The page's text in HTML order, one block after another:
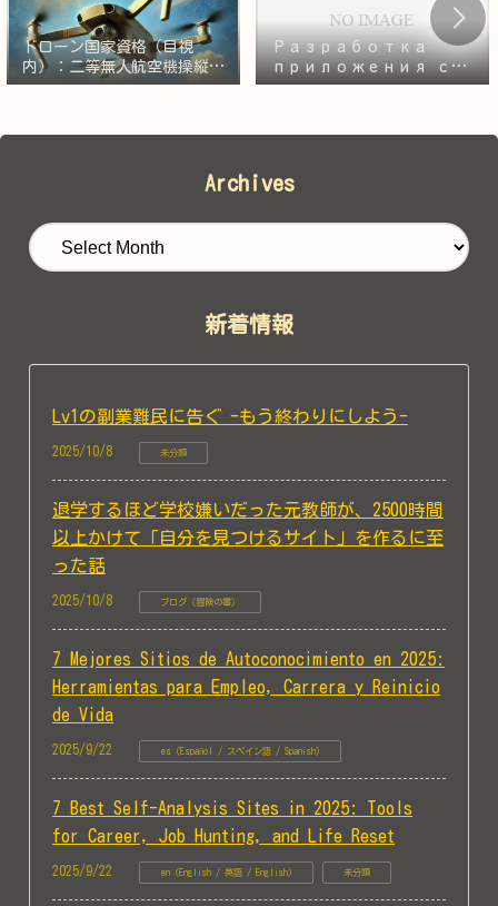
ドローン国家資格（目視
内）：二等無人航空機操縦士
の実技審査の対策
Разработка
приложения с
нуля — 1000
Archives
新着情報
Lv1の副業難民に告ぐ -もう終わりにしよう-
2025/10/8 未分類
退学するほど学校嫌いだった元教師が、2500時間
以上かけて「自分を見つけるサイト」を作るに至
った話
2025/10/8 ブログ（冒険の書）
7 Mejores Sitios de Autoconocimiento en 2025:
Herramientas para Empleo, Carrera y Reinicio
de Vida
2025/9/22 es (Español / スペイン語 / Spanish)
7 Best Self-Analysis Sites in 2025: Tools
for Career, Job Hunting, and Life Reset
2025/9/22 en (English / 英語 / English) 未分類